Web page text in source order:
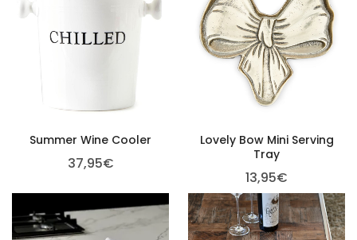
Summer Wine Cooler
37,95€
Lovely Bow Mini Serving
Tray
13,95€